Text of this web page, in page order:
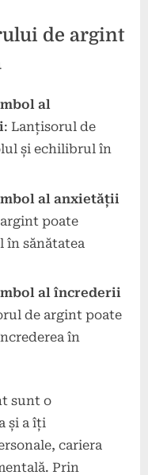
de argint
al
: Lanțisorul de
și echilibrul în
al anxietății
poate
în sănătatea
al încrederii
de argint poate
în
sunt o
și a îți
cariera
Prin